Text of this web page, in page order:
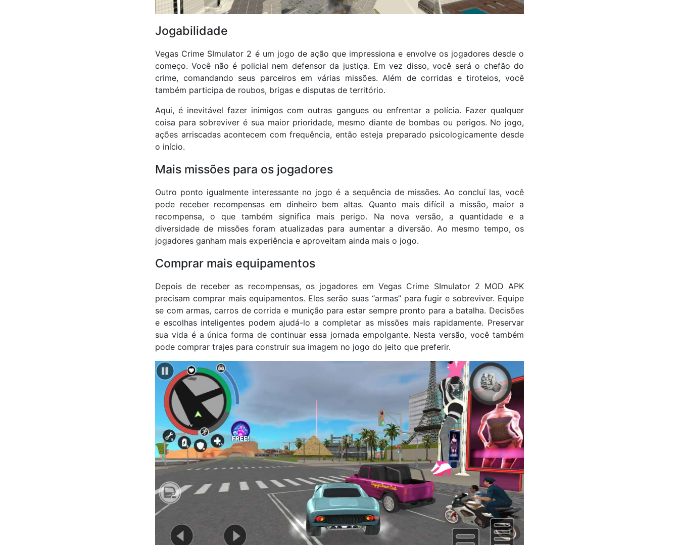
Jogabilidade
Vegas Crime SImulator 2 é um jogo de ação que impressiona e envolve os jogadores desde o
começo. Você não é policial nem defensor da justiça. Em vez disso, você será o chefão do
crime, comandando seus parceiros em várias missões. Além de corridas e tiroteios, você
também participa de roubos, brigas e disputas de território.
Aqui, é inevitável fazer inimigos com outras gangues ou enfrentar a polícia. Fazer qualquer
coisa para sobreviver é sua maior prioridade, mesmo diante de bombas ou perigos. No jogo,
ações arriscadas acontecem com frequência, então esteja preparado psicologicamente desde
o início.
Mais missões para os jogadores
Outro ponto igualmente interessante no jogo é a sequência de missões. Ao concluí las, você
pode receber recompensas em dinheiro bem altas. Quanto mais difícil a missão, maior a
recompensa, o que também significa mais perigo. Na nova versão, a quantidade e a
diversidade de missões foram atualizadas para aumentar a diversão. Ao mesmo tempo, os
jogadores ganham mais experiência e aproveitam ainda mais o jogo.
Comprar mais equipamentos
Depois de receber as recompensas, os jogadores em Vegas Crime SImulator 2 MOD APK
precisam comprar mais equipamentos. Eles serão suas “armas” para fugir e sobreviver. Equipe
se com armas, carros de corrida e munição para estar sempre pronto para a batalha. Decisões
e escolhas inteligentes podem ajudá-lo a completar as missões mais rapidamente. Preservar
sua vida é a única forma de continuar essa jornada empolgante. Nesta versão, você também
pode comprar trajes para construir sua imagem no jogo do jeito que preferir.